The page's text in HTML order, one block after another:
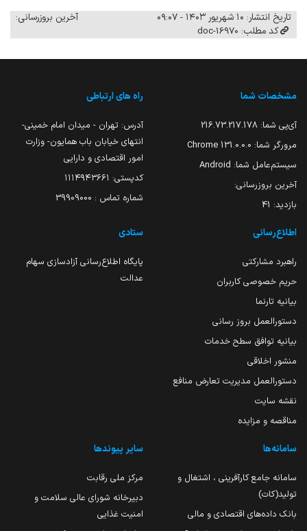
تاریخ انتشار: ۱۰ شهریور ۱۴۰۳ - ۰۹:۰۷
آخرین بروزرسانی:
کد مطلب: 16970-doc
مشخصات شما
آی‌پی شما: 216.73.217.178
مرورگر شما: 131.0.0.0 Chrome
سیستم‌عامل شما: Android
آخرین بروزرسانی:
بازدید: 41
راه های ارتباطی
آدرس: تهران - میدان امام خمینی-
انتهای خیابان باب همایون- وزارت
امور اقتصادی و دارایی
کدپستی: ۱۱۱۴۹۴۳۶۶۱
شماره تماس : 39909000
اطلاع‌رسانی
راهبرد مشارکتی
حریم خصوصی کاربران
بیانیه تارنما
دستورالعمل بروز رسانی
بیانیه توافق سطح خدمات
منشور اخلاقی
دستورالعمل مدیریت تعارض منافع
نقشه سایت
مناقصه و مزایده
ستادی
پایگاه اطلاع‌رسانی آزادسازی سهام
عدالت
سامانه‌ها
سامانه جامع کارآفرینی ، اشتغال و
تولید(کات)
بانک داده‌های اقتصادی و مالی
سایر پیوندها
مرکز ملی رقابت
دبیرخانه شورای عالی سلامت و
امنیت غذایی